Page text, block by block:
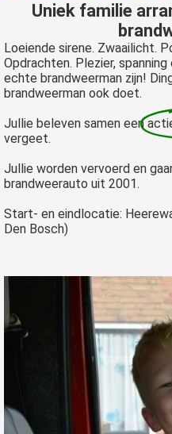
Uniek familie
Loeiende sirene. Zwaailicht.
Opdrachten. Plezier,
echte brandweerman zijn!
brandweerman ook doet.
Jullie beleven samen een
vergeet.
Jullie worden vervoerd en
brandweerauto uit 2001.
Start- en eindlocatie:
Den Bosch)